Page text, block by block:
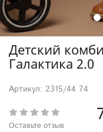
Детский
Галактика 2.0
Артикул: 2315/44 74
Оставьте отзыв